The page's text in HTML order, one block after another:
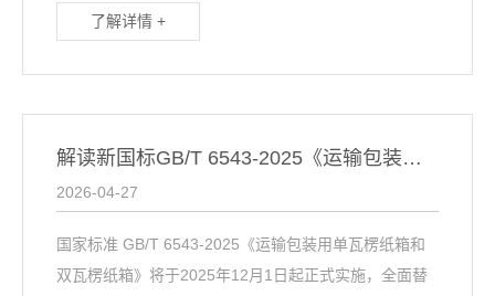
了解详情 +
解读新国标GB/T 6543-2025《运输包装用单瓦楞纸箱和双瓦楞纸箱》
2026-04-27
国家标准 GB/T 6543-2025《运输包装用单瓦楞纸箱和
双瓦楞纸箱》将于2025年12月1日起正式实施，全面替